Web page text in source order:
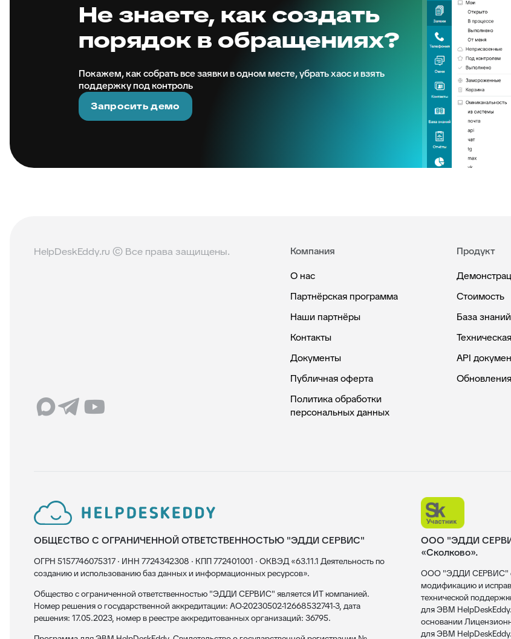
Не знаете, как создать
порядок в обращениях?
Покажем, как собрать все заявки в одном месте, убрать хаос и взять
поддержку под контроль
Запросить демо
HelpDeskEddy.ru © Все права защищены.
Компания
О нас
Партнёрская программа
Наши партнёры
Контакты
Документы
Публичная оферта
Политика обработки
персональных данных
Продукт
Стоимость
База знаний
API
ОБЩЕСТВО С ОГРАНИЧЕННОЙ ОТВЕТСТВЕННОСТЬЮ "ЭДДИ СЕРВИС"
ОГРН 5157746075317 · ИНН 7724342308 · КПП 772401001 · ОКВЭД «63.11.1 Деятельность по
созданию и использованию баз данных и информационных ресурсов».
Общество с ограниченной ответственностью "ЭДДИ СЕРВИС" является ИТ компанией.
Номер решения о государственной аккредитации: АО-20230502-12668532741-3, дата
решения: 17.05.2023, номер в реестре аккредитованных организаций: 36795.
ООО "ЭДДИ
«Сколково».
ООО "ЭДДИ СЕРВИС"
модификацию и
технической
для ЭВМ
основании
для ЭВМ HelpDeskEddy.